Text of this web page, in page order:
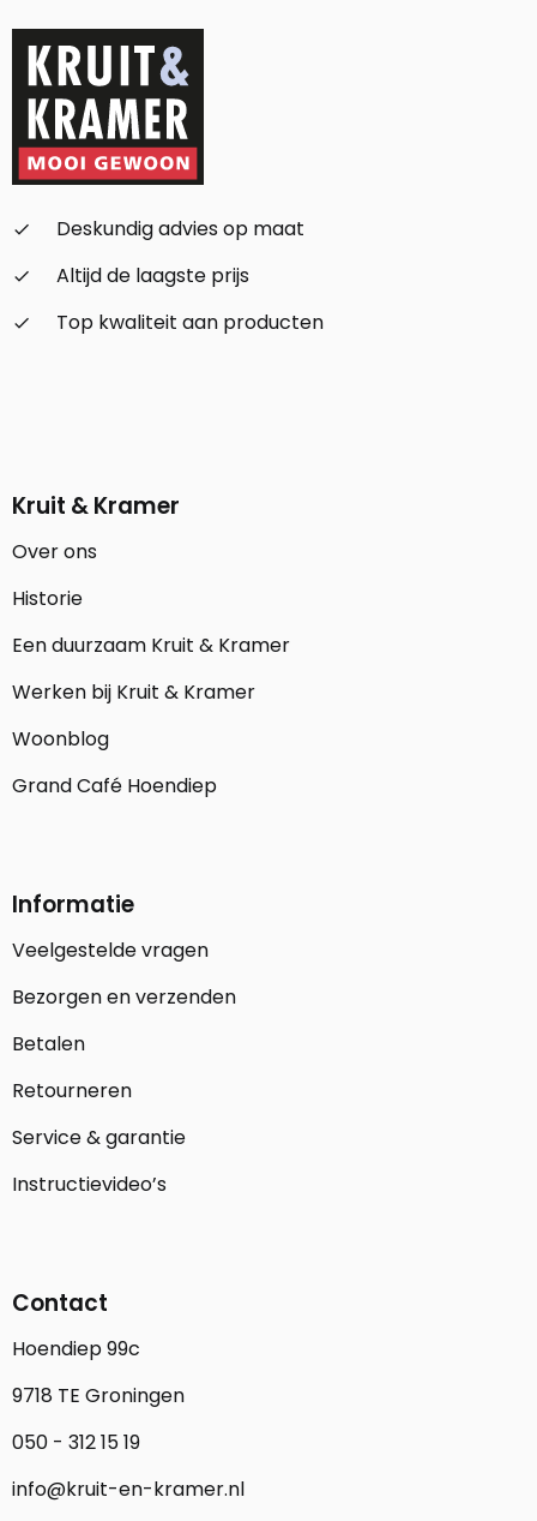
check_small
Deskundig advies op maat
check_small
Altijd de laagste prijs
check_small
Top kwaliteit aan producten
Kruit & Kramer
Over ons
Historie
Een duurzaam Kruit & Kramer
Werken bij Kruit & Kramer
Woonblog
Grand Café Hoendiep
Informatie
Veelgestelde vragen
Bezorgen en verzenden
Betalen
Retourneren
Service & garantie
Instructievideo’s
Contact
Hoendiep 99c
9718 TE Groningen
050 - 312 15 19
info@kruit-en-kramer.nl